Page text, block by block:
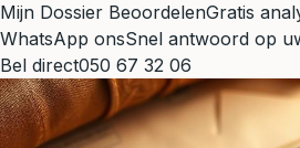
Mijn Dossier BeoordelenGratis
WhatsApp onsSnel antwoord op
Bel direct050 67 32 06